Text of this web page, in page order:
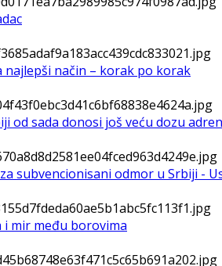
najlepši način – korak po korak
od sada donosi još veću dozu
subvencionisani odmor u Srbiji -
i mir među borovima